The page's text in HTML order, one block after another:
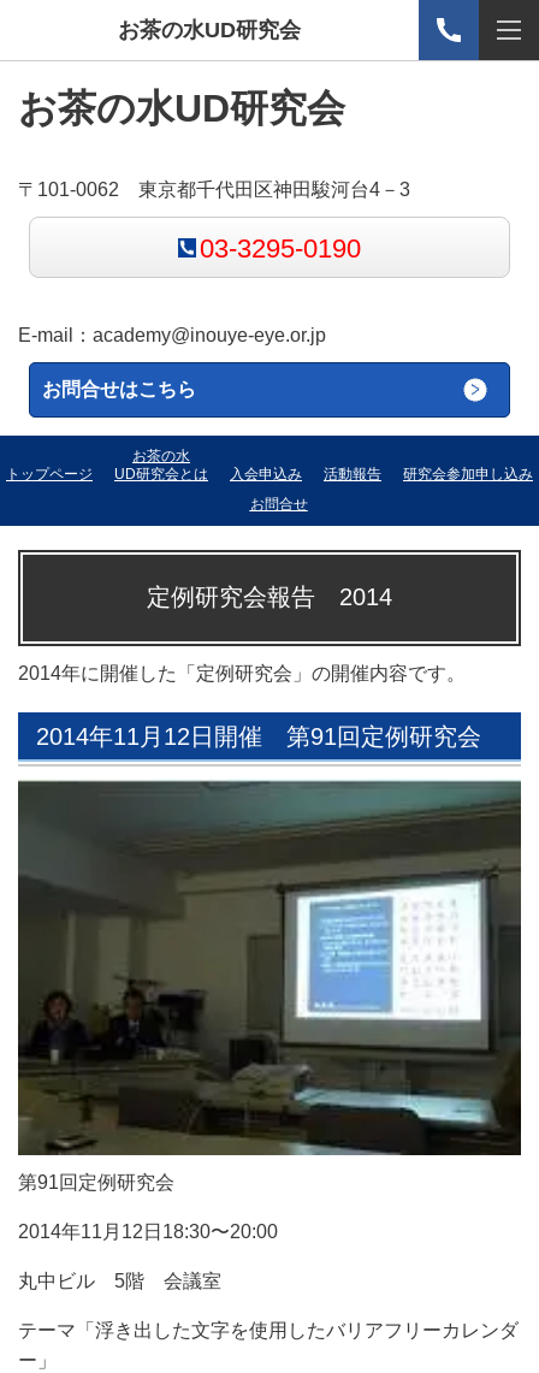
お茶の水UD研究会
お茶の水UD研究会
〒101-0062 東京都千代田区神田駿河台4－3
03-3295-0190
E-mail： academy@inouye-eye.or.jp
お問合せはこちら
トップページ
お茶の水
UD研究会とは
入会申込み 活動報告
研究会参加申し込み
お問合せ
定例研究会報告 2014
2014年に開催した「定例研究会」の開催内容です。
2014年11月12日開催 第91回定例研究会
第91回定例研究会
2014年11月12日18:30〜20:00
丸中ビル 5階 会議室
テーマ「浮き出した文字を使用したバリアフリーカレンダ
ー」